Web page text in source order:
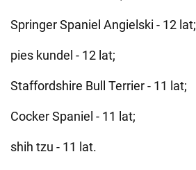
Springer Spaniel Angielski - 12 lat;
pies kundel - 12 lat;
Staffordshire Bull Terrier - 11 lat;
Cocker Spaniel - 11 lat;
shih tzu - 11 lat.